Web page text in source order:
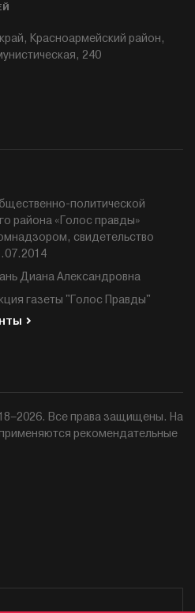
Красноармейский район,
240
политической
района «Голос правды»
свидетельство
Диана Александровна
газеты "Голос Правды"
Все права защищены. На
рекомендательные